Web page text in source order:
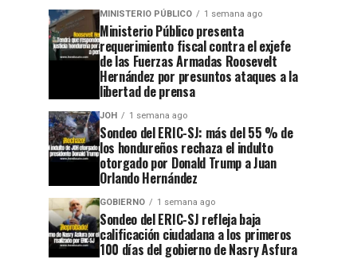
MINISTERIO PÚBLICO 1 semana ago
Ministerio Público presenta
requerimiento fiscal contra el exjefe
de las Fuerzas Armadas Roosevelt
Hernández por presuntos ataques a la
libertad de prensa
JOH 1 semana ago
Sondeo del ERIC-SJ: más del 55 % de
los hondureños rechaza el indulto
otorgado por Donald Trump a Juan
Orlando Hernández
GOBIERNO 1 semana ago
Sondeo del ERIC-SJ refleja baja
calificación ciudadana a los primeros
100 días del gobierno de Nasry Asfura